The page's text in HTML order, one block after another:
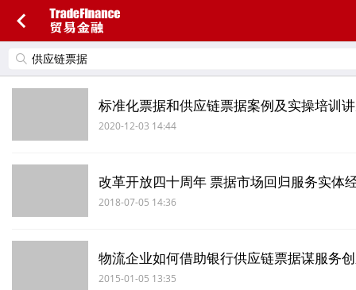
标准化票据和供应链票据案例及实操培训
2020-12-03 14:44
改革开放四十周年 票据市场回归服务实体
2018-07-05 14:36
物流企业如何借助银行供应链票据谋服务创
2015-01-05 13:35